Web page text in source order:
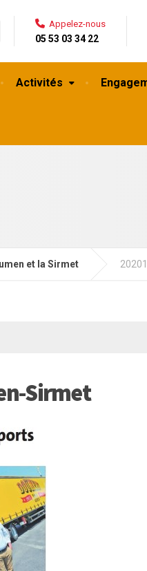
Activités
Appelez-nous
05 53 03 34 22
et la Sirmet
Sirmet